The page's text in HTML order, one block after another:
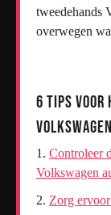
tweedehands
overwegen
6 Tips voor
Controleer
Volkswagen
Zorg